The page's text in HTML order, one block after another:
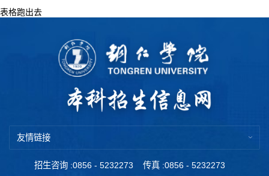
友情链接
招生咨询 :0856 - 5232273 传真 :0856 - 5232273
表格跑出去